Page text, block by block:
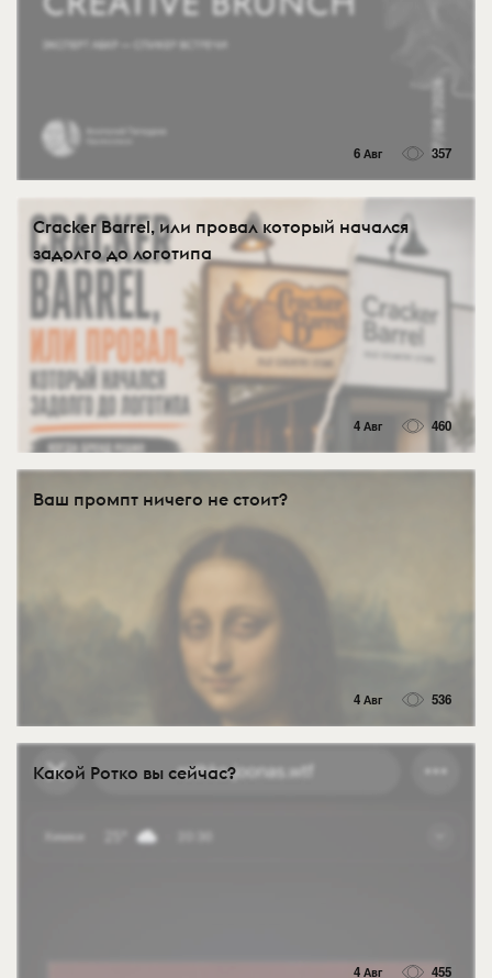
6 Авг 357
Cracker Barrel, или провал который начался
задолго до логотипа
4 Авг 460
Ваш промпт ничего не стоит?
4 Авг 536
Какой Ротко вы сейчас?
4 Авг 455